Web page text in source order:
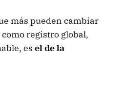
más pueden cambiar
registro global,
es el de la